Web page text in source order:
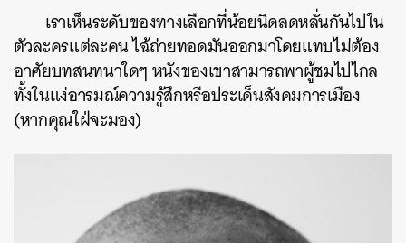
เราเห็นระดับของทางเลือกที่น้อยนิดลดหลั่นกันไปใน
ตัวละครแต่ละคน ไฉ้ถ่ายทอดมันออกมาโดยแทบไม่ต้อง
อาศัยบทสนทนาใดๆ หนังของเขาสามารถพาผู้ชมไปไกล
ทั้งในแง่อารมณ์ความรู้สึกหรือประเด็นสังคมการเมือง
(หากคุณใฝ่จะมอง)